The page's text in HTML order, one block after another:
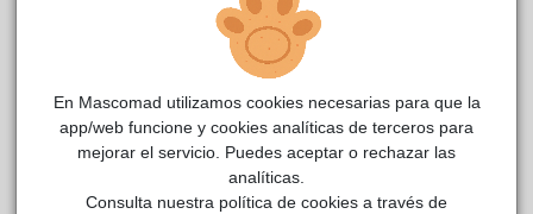
Ekaterina Okureside actualmente en el centro de
acogidaALBA.
COMENTARIOS
En Mascomad utilizamos cookies necesarias para que la
app/web funcione y cookies analíticas de terceros para
mejorar el servicio. Puedes aceptar o rechazar las
analíticas.
Consulta nuestra política de cookies a través de